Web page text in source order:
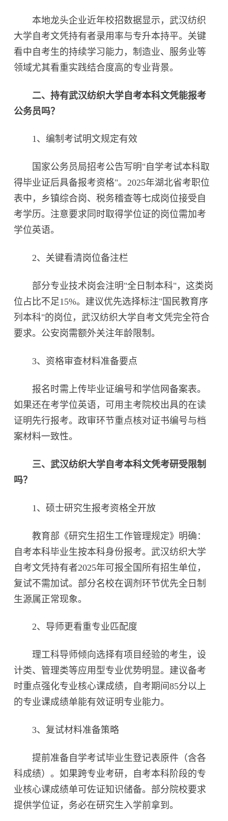
本地龙头企业近年校招数据显示，武汉纺织
大学自考文凭持有者录用率与专升本持平。关键
看中自考生的持续学习能力，制造业、服务业等
领域尤其看重实践结合度高的专业背景。
二、持有武汉纺织大学自考本科文凭能报考
公务员吗？
1、编制考试明文规定有效‌
国家公务员局招考公告写明"自学考试本科取
得毕业证后具备报考资格"。2025年湖北省考职位
表中，乡镇综合岗、税务稽查等七成岗位接受自
考学历。注意要求同时取得学位证的岗位需加考
学位英语。
2、关键看清岗位备注栏‌
部分专业技术岗会注明"全日制本科"，这类岗
位占比不足15%。建议优先选择标注"国民教育序
列本科"的岗位，武汉纺织大学自考文凭完全符合
要求。公安岗需额外关注年龄限制。
3、资格审查材料准备要点‌
报名时需上传毕业证编号和学信网备案表。
如果还在考学位英语，可用主考院校出具的在读
证明先行报考。政审环节重点核对证书编号与档
案材料一致性。
三、武汉纺织大学自考本科文凭考研受限制
吗？
1、硕士研究生报考资格全开放‌
教育部《研究生招生工作管理规定》明确：
自考本科毕业生按本科身份报考。武汉纺织大学
自考文凭持有者2025年可报全国所有招生单位，
复试不需加试。部分名校在调剂环节优先全日制
生源属正常现象。
2、导师更看重专业匹配度‌
理工科导师倾向选择有项目经验的考生，设
计类、管理类等应用型专业优势明显。建议备考
时重点强化专业核心课成绩，自考期间85分以上
的专业课成绩单能有效证明专业能力。
3、复试材料准备策略‌
提前准备自学考试毕业生登记表原件（含各
科成绩）。如果跨专业考研，自考本科阶段的专
业核心课成绩单可佐证知识储备。部分院校要求
提供学位证，务必在研究生入学前拿到。